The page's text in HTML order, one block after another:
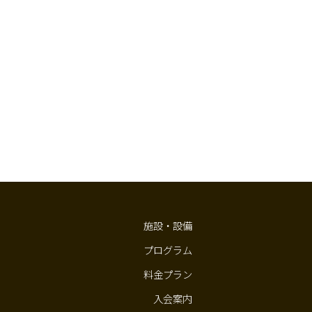
施設・設備
プログラム
料金プラン
入会案内